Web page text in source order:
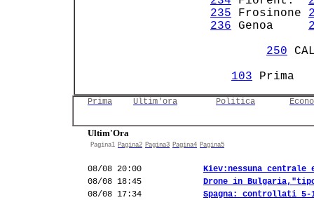
235 Frosinone
236 Genoa
250
103
Prima Ultim'ora Politica
Ultim'Ora
Pagina1 Pagina2 Pagina3 Pagina4 Pagina5
08/08 20:00
Kiev:nessuna
08/08 18:45
Drone in
08/08 17:34
Spagna: controllati 5-